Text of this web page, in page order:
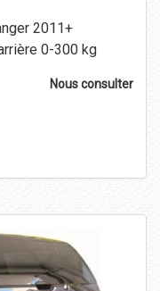
2011+
0-300 kg
Nous consulter